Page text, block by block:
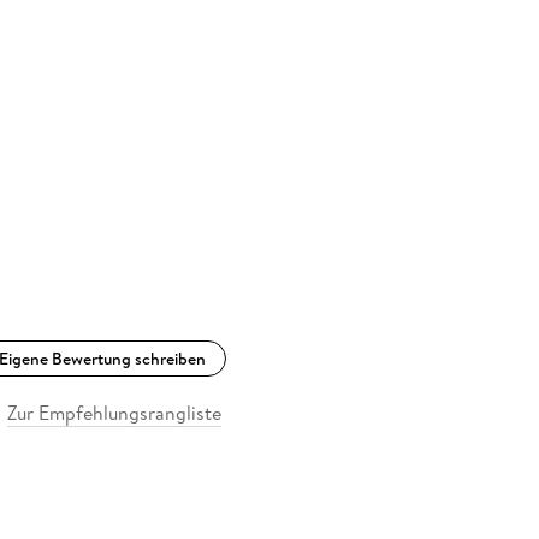
Eigene Bewertung schreiben
Zur Empfehlungsrangliste